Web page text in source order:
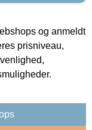
og anmeldt
prisniveau,